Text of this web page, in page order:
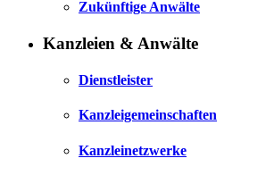
Zukünftige Anwälte
Kanzleien & Anwälte
Dienstleister
Kanzleigemeinschaften
Kanzleinetzwerke